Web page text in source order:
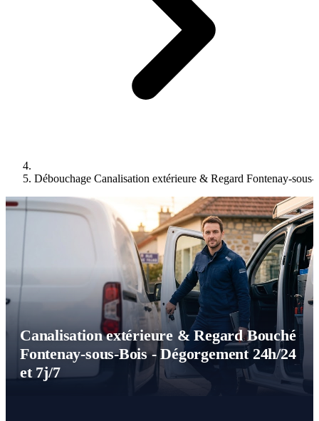
Débouchage Canalisation extérieure & Regard Fontenay-
Canalisation extérieure & Regard Bouché
Fontenay-sous-Bois - Dégorgement 24h/24
et 7j/7